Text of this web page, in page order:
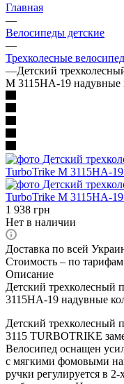
Главная
—
Велосипеды детские
—
Трехколесные
—Детский
M 3115HA-19 надувные
1 938 грн
Нет в наличии
Доставка по всей
Стоимость – по
Описание
Детский трехколесный
3115HA-19 надувные
Детский
3115 TURBOTRIKE
Велосипед оснащен
с мягкими фомовыми
ручки регулируется в